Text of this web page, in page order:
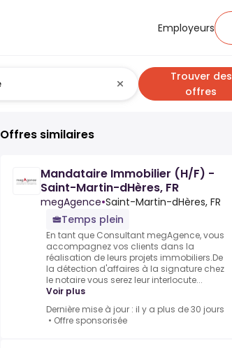
Employeurs
Trouver des
offres
Offres similaires
Mandataire Immobilier (H/F) -
Saint-Martin-dHères, FR
megAgence•Saint-Martin-dHères, FR
Temps plein
En tant que Consultant megAgence, vous
accompagnez vos clients dans la
réalisation de leurs projets immobiliers.De
la détection d'affaires à la signature chez
le notaire vous serez leur interlocute...
Voir plus
Dernière mise à jour : il y a plus de 30 jours
• Offre sponsorisée